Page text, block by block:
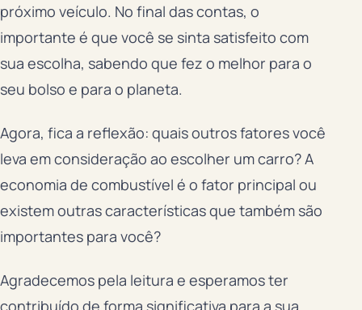
próximo veículo. No final das contas, o
importante é que você se sinta satisfeito com
sua escolha, sabendo que fez o melhor para o
seu bolso e para o planeta.
Agora, fica a reflexão: quais outros fatores você
leva em consideração ao escolher um carro? A
economia de combustível é o fator principal ou
existem outras características que também são
importantes para você?
Agradecemos pela leitura e esperamos ter